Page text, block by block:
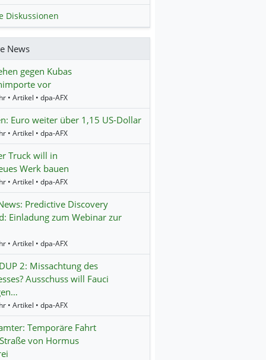
Diskussionen
News
gegen Kubas
vor
• Artikel • dpa-AFX
Euro weiter über 1,15 US-Dollar
• Artikel • dpa-AFX
Truck will in
Werk bauen
• Artikel • dpa-AFX
Predictive Discovery
Einladung zum Webinar zur
• Artikel • dpa-AFX
2: Missachtung des
Ausschuss will Fauci
• Artikel • dpa-AFX
Temporäre Fahrt
von Hormus